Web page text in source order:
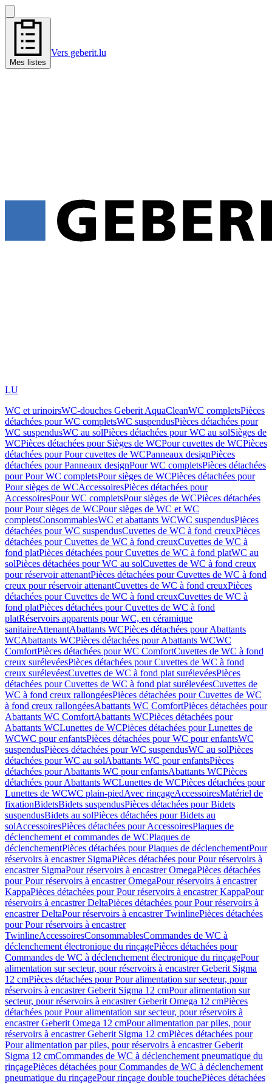
Mes listes
Vers geberit.lu
LU
WC et urinoirsWC-douches Geberit AquaCleanWC completsPièces
détachées pour WC completsWC suspendusPièces détachées pour
WC suspendusWC au solPièces détachées pour WC au solSièges de
WCPièces détachées pour Sièges de WCPour cuvettes de WCPièces
détachées pour Pour cuvettes de WCPanneaux designPièces
détachées pour Panneaux designPour WC completsPièces détachées
pour Pour WC completsPour sièges de WCPièces détachées pour
Pour sièges de WCAccessoiresPièces détachées pour
AccessoiresPour WC completsPour sièges de WCPièces détachées
pour Pour sièges de WCPour sièges de WC et WC
completsConsommablesWC et abattants WCWC suspendusPièces
détachées pour WC suspendusCuvettes de WC à fond creuxPièces
détachées pour Cuvettes de WC à fond creuxCuvettes de WC à
fond platPièces détachées pour Cuvettes de WC à fond platWC au
solPièces détachées pour WC au solCuvettes de WC à fond creux
pour réservoir attenantPièces détachées pour Cuvettes de WC à fond
creux pour réservoir attenantCuvettes de WC à fond creuxPièces
détachées pour Cuvettes de WC à fond creuxCuvettes de WC à
fond platPièces détachées pour Cuvettes de WC à fond
platRéservoirs apparents pour WC, en céramique
sanitaireAttenantAbattants WCPièces détachées pour Abattants
WCAbattants WCPièces détachées pour Abattants WCWC
ComfortPièces détachées pour WC ComfortCuvettes de WC à fond
creux surélevéesPièces détachées pour Cuvettes de WC à fond
creux surélevéesCuvettes de WC à fond plat surélevéesPièces
détachées pour Cuvettes de WC à fond plat surélevéesCuvettes de
WC à fond creux rallongéesPièces détachées pour Cuvettes de WC
à fond creux rallongéesAbattants WC ComfortPièces détachées pour
Abattants WC ComfortAbattants WCPièces détachées pour
Abattants WCLunettes de WCPièces détachées pour Lunettes de
WCWC pour enfantsPièces détachées pour WC pour enfantsWC
suspendusPièces détachées pour WC suspendusWC au solPièces
détachées pour WC au solAbattants WC pour enfantsPièces
détachées pour Abattants WC pour enfantsAbattants WCPièces
détachées pour Abattants WCLunettes de WCPièces détachées pour
Lunettes de WCWC plain-piedAvec rinçageAccessoiresMatériel de
fixationBidetsBidets suspendusPièces détachées pour Bidets
suspendusBidets au solPièces détachées pour Bidets au
solAccessoiresPièces détachées pour AccessoiresPlaques de
déclenchement et commandes de WCPlaques de
déclenchementPièces détachées pour Plaques de déclenchementPour
réservoirs à encastrer SigmaPièces détachées pour Pour réservoirs à
encastrer SigmaPour réservoirs à encastrer OmegaPièces détachées
pour Pour réservoirs à encastrer OmegaPour réservoirs à encastrer
KappaPièces détachées pour Pour réservoirs à encastrer KappaPour
réservoirs à encastrer DeltaPièces détachées pour Pour réservoirs à
encastrer DeltaPour réservoirs à encastrer TwinlinePièces détachées
pour Pour réservoirs à encastrer
TwinlineAccessoiresConsommablesCommandes de WC à
déclenchement électronique du rinçagePièces détachées pour
Commandes de WC à déclenchement électronique du rinçagePour
alimentation sur secteur, pour réservoirs à encastrer Geberit Sigma
12 cmPièces détachées pour Pour alimentation sur secteur, pour
réservoirs à encastrer Geberit Sigma 12 cmPour alimentation sur
secteur, pour réservoirs à encastrer Geberit Omega 12 cmPièces
détachées pour Pour alimentation sur secteur, pour réservoirs à
encastrer Geberit Omega 12 cmPour alimentation par piles, pour
réservoirs à encastrer Geberit Sigma 12 cmPièces détachées pour
Pour alimentation par piles, pour réservoirs à encastrer Geberit
Sigma 12 cmCommandes de WC à déclenchement pneumatique du
rinçagePièces détachées pour Commandes de WC à déclenchement
pneumatique du rinçagePour rinçage double touchePièces détachées